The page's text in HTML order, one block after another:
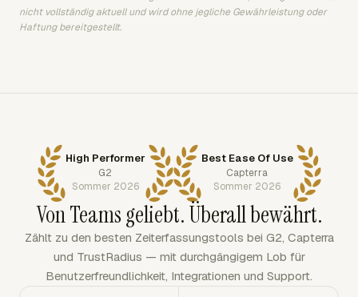
nicht vollständig aktuell und wird ohne jegliche Gewährleistung oder
Haftung bereitgestellt.
High Performer
G2
Sommer 2026
Best Ease Of Use
Capterra
Sommer 2026
Von Teams geliebt. Überall bewährt.
Zählt zu den besten Zeiterfassungstools bei G2, Capterra
und TrustRadius — mit durchgängigem Lob für
Benutzerfreundlichkeit, Integrationen und Support.